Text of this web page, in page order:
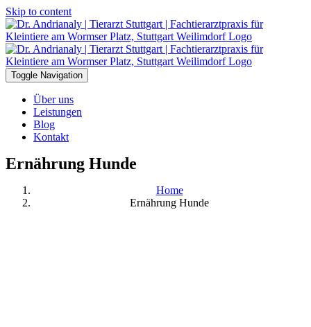
Skip to content
Toggle Navigation
Über uns
Leistungen
Blog
Kontakt
Ernährung Hunde
Home
Ernährung Hunde